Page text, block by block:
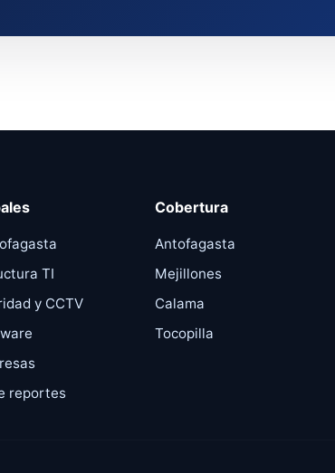
TI
y CCTV
reportes
Cobertura
Antofagasta
Mejillones
Calama
Tocopilla